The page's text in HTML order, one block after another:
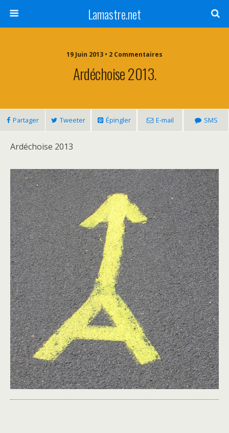
Lamastre.net
19 Juin 2013 • 2 Commentaires
Ardéchoise 2013.
Partager Tweeter Épingler E-mail SMS
Ardéchoise 2013